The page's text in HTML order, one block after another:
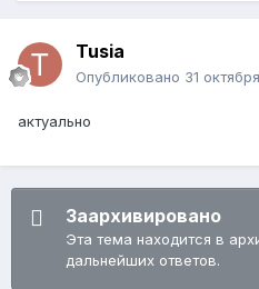
Tusia
Опубликовано 31
актуально
Заархивировано
Эта тема находится в
дальнейших ответов.